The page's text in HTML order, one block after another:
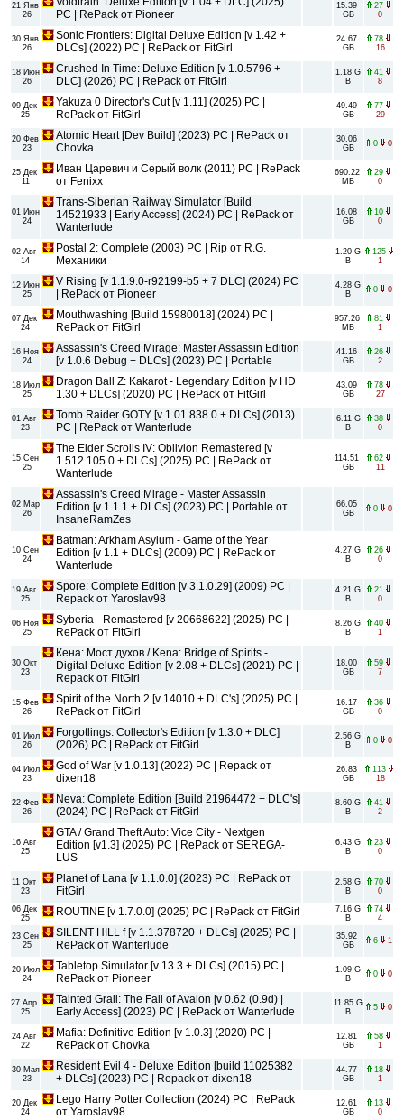
21 Янв
26
PC | RePack от Pioneer
15.39
GB
27
0
30 Янв
26
Sonic Frontiers: Digital Deluxe Edition [v 1.42 +
DLCs] (2022) PC | RePack от FitGirl
24.67
GB
78
16
18 Июн
26
Crushed In Time: Deluxe Edition [v 1.0.5796 +
DLC] (2026) PC | RePack от FitGirl
1.18 G
B
41
8
09 Дек
25
Yakuza 0 Director's Cut [v 1.11] (2025) PC |
RePack от FitGirl
49.49
GB
77
29
20 Фев
23
Atomic Heart [Dev Build] (2023) PC | RePack от
Chovka
30.06
GB
0 0
25 Дек
11
Иван Царевич и Серый волк (2011) PC | RePack
от Fenixx
690.22
MB
29
0
01 Июн
24
Trans-Siberian Railway Simulator [Build
14521933 | Early Access] (2024) PC | RePack от
Wanterlude
16.08
GB
10
0
02 Авг
14
Postal 2: Complete (2003) PC | Rip от R.G.
Механики
1.20 G
B
125
1
12 Июн
25
V Rising [v 1.1.9.0-r92199-b5 + 7 DLC] (2024) PC
| RePack от Pioneer
4.28 G
B
0 0
07 Дек
24
Mouthwashing [Build 15980018] (2024) PC |
RePack от FitGirl
957.26
MB
81
1
16 Ноя
24
Assassin's Creed Mirage: Master Assassin Edition
[v 1.0.6 Debug + DLCs] (2023) PC | Portable
41.16
GB
26
2
18 Июл
25
Dragon Ball Z: Kakarot - Legendary Edition [v HD
1.30 + DLCs] (2020) PC | RePack от FitGirl
43.09
GB
78
27
01 Авг
23
Tomb Raider GOTY [v 1.01.838.0 + DLCs] (2013)
PC | RePack от Wanterlude
6.11 G
B
38
0
15 Сен
25
The Elder Scrolls IV: Oblivion Remastered [v
1.512.105.0 + DLCs] (2025) PC | RePack от
Wanterlude
114.51
GB
62
11
02 Мар
26
Assassin's Creed Mirage - Master Assassin
Edition [v 1.1.1 + DLCs] (2023) PC | Portable от
InsaneRamZes
66.05
GB
0 0
10 Сен
24
Batman: Arkham Asylum - Game of the Year
Edition [v 1.1 + DLCs] (2009) PC | RePack от
Wanterlude
4.27 G
B
26
0
19 Авг
25
Spore: Complete Edition [v 3.1.0.29] (2009) PC |
Repack от Yaroslav98
4.21 G
B
21
0
06 Ноя
25
Syberia - Remastered [v 20668622] (2025) PC |
RePack от FitGirl
8.26 G
B
40
1
30 Окт
23
Кена: Мост духов / Kena: Bridge of Spirits -
Digital Deluxe Edition [v 2.08 + DLCs] (2021) PC |
Repack от FitGirl
18.00
GB
59
7
15 Фев
26
Spirit of the North 2 [v 14010 + DLC's] (2025) PC |
RePack от FitGirl
16.17
GB
36
0
01 Июл
26
Forgotlings: Collector's Edition [v 1.3.0 + DLC]
(2026) PC | RePack от FitGirl
2.56 G
B
0 0
04 Июл
23
God of War [v 1.0.13] (2022) PC | Repack от
dixen18
26.83
GB
113
18
22 Фев
26
Neva: Complete Edition [Build 21964472 + DLC's]
(2024) PC | RePack от FitGirl
8.60 G
B
41
2
16 Авг
25
GTA / Grand Theft Auto: Vice City - Nextgen
Edition [v1.3] (2025) PC | RePack от SEREGA-
LUS
6.43 G
B
23
0
11 Окт
23
Planet of Lana [v 1.1.0.0] (2023) PC | RePack от
FitGirl
2.58 G
B
70
0
06 Дек
25
ROUTINE [v 1.7.0.0] (2025) PC | RePack от FitGirl
7.16 G
B
74
4
23 Сен
25
SILENT HILL f [v 1.1.378720 + DLCs] (2025) PC |
RePack от Wanterlude
35.92
GB
6 1
20 Июл
24
Tabletop Simulator [v 13.3 + DLCs] (2015) PC |
RePack от Pioneer
1.09 G
B
0 0
27 Апр
25
Tainted Grail: The Fall of Avalon [v 0.62 (0.9d) |
Early Access] (2023) PC | RePack от Wanterlude
11.85 G
B
5 0
24 Авг
22
Mafia: Definitive Edition [v 1.0.3] (2020) PC |
RePack от Chovka
12.81
GB
58
1
30 Мая
23
Resident Evil 4 - Deluxe Edition [build 11025382
+ DLCs] (2023) PC | Repack от dixen18
44.77
GB
18
1
20 Дек
24
Lego Harry Potter Collection (2024) PC | RePack
от Yaroslav98
12.61
GB
13
0